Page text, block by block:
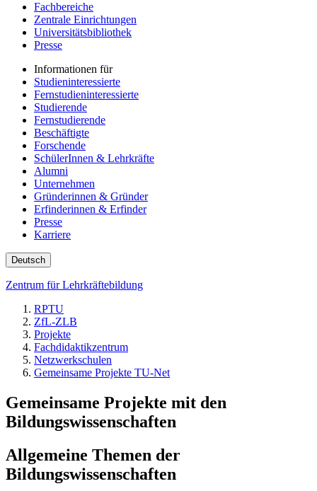
Fachbereiche
Zentrale Einrichtungen
Universitätsbibliothek
Presse
Informationen für
Studieninteressierte
Fernstudieninteressierte
Studierende
Fernstudierende
Beschäftigte
Forschende
SchülerInnen & Lehrkräfte
Alumni
Unternehmen
Gründerinnen & Gründer
Erfinderinnen & Erfinder
Presse
Karriere
Deutsch
Zentrum für Lehrkräftebildung
RPTU
ZfL-ZLB
Projekte
Fachdidaktikzentrum
Netzwerkschulen
Gemeinsame Projekte TU-Net
Gemeinsame Projekte mit den
Bildungswissenschaften
Allgemeine Themen der
Bildungswissenschaften